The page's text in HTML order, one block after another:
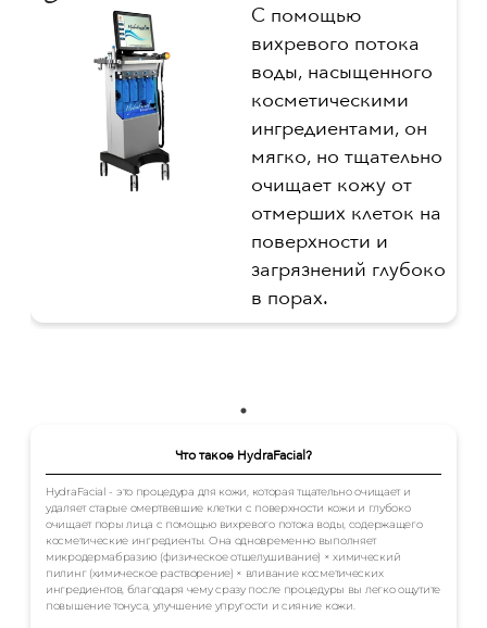
С помощью
вихревого потока
воды, насыщенного
косметическими
ингредиентами, он
мягко, но тщательно
очищает кожу от
отмерших клеток на
поверхности и
загрязнений глубоко
в порах.
Что такое HydraFacial?
HydraFacial - это процедура для кожи, которая тщательно очищает и
удаляет старые омертвевшие клетки с поверхности кожи и глубоко
очищает поры лица с помощью вихревого потока воды, содержащего
косметические ингредиенты. Она одновременно выполняет
микродермабразию (физическое отшелушивание) × химический
пилинг (химическое растворение) × вливание косметических
ингредиентов, благодаря чему сразу после процедуры вы легко ощутите
повышение тонуса, улучшение упругости и сияние кожи.